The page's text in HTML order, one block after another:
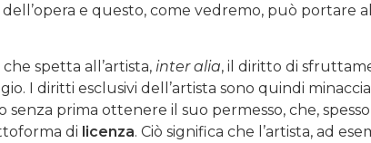
e questo, come vedremo, può portare al
spetta all’artista, inter alia, il diritto di
I diritti esclusivi dell’artista sono quindi
prima ottenere il suo permesso, che,
di licenza. Ciò significa che l’artista, ad